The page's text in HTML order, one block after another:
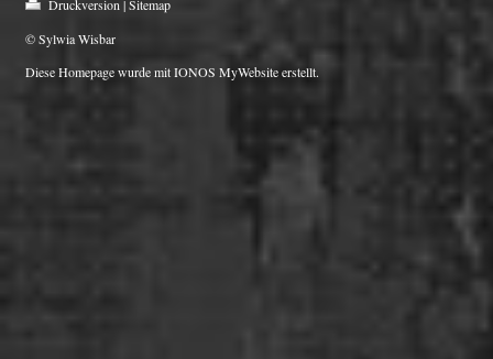
Druckversion | Sitemap
© Sylwia Wisbar
Diese Homepage wurde mitIONOS MyWebsiteerstellt.